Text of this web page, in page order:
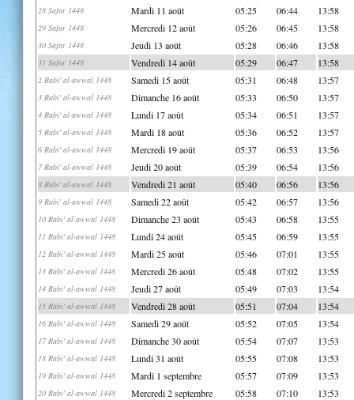
28 Safar 1448 Mardi 11 août 05:25 06:44 13:58
29 Safar 1448 Mercredi 12 août 05:26 06:45 13:58
30 Safar 1448 Jeudi 13 août 05:28 06:46 13:58
31 Safar 1448 Vendredi 14 août 05:29 06:47 13:58
2 Rabi' al-awwal 1448 Samedi 15 août 05:31 06:48 13:57
3 Rabi' al-awwal 1448 Dimanche 16 août 05:33 06:50 13:57
4 Rabi' al-awwal 1448 Lundi 17 août 05:34 06:51 13:57
5 Rabi' al-awwal 1448 Mardi 18 août 05:36 06:52 13:57
6 Rabi' al-awwal 1448 Mercredi 19 août 05:37 06:53 13:56
7 Rabi' al-awwal 1448 Jeudi 20 août 05:39 06:54 13:56
8 Rabi' al-awwal 1448 Vendredi 21 août 05:40 06:56 13:56
9 Rabi' al-awwal 1448 Samedi 22 août 05:42 06:57 13:56
10 Rabi' al-awwal 1448 Dimanche 23 août 05:43 06:58 13:55
11 Rabi' al-awwal 1448 Lundi 24 août 05:45 06:59 13:55
12 Rabi' al-awwal 1448 Mardi 25 août 05:46 07:01 13:55
13 Rabi' al-awwal 1448 Mercredi 26 août 05:48 07:02 13:55
14 Rabi' al-awwal 1448 Jeudi 27 août 05:49 07:03 13:54
15 Rabi' al-awwal 1448 Vendredi 28 août 05:51 07:04 13:54
16 Rabi' al-awwal 1448 Samedi 29 août 05:52 07:05 13:54
17 Rabi' al-awwal 1448 Dimanche 30 août 05:54 07:07 13:53
18 Rabi' al-awwal 1448 Lundi 31 août 05:55 07:08 13:53
19 Rabi' al-awwal 1448 Mardi 1 septembre 05:57 07:09 13:53
20 Rabi' al-awwal 1448 Mercredi 2 septembre 05:58 07:10 13:53